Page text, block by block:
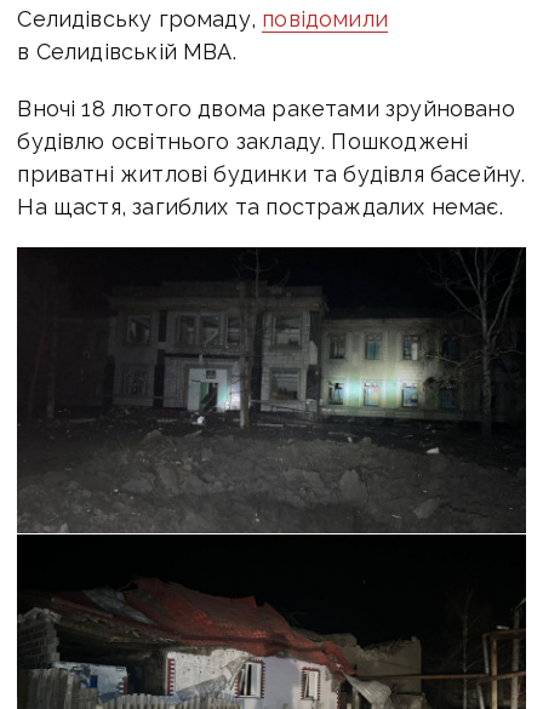
Селидівську громаду, повідомили
в Селидівській МВА.
Вночі 18 лютого двома ракетами зруйновано
будівлю освітнього закладу. Пошкоджені
приватні житлові будинки та будівля басейну.
На щастя, загиблих та постраждалих немає.